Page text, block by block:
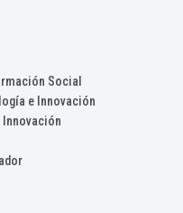
Social
e Innovación